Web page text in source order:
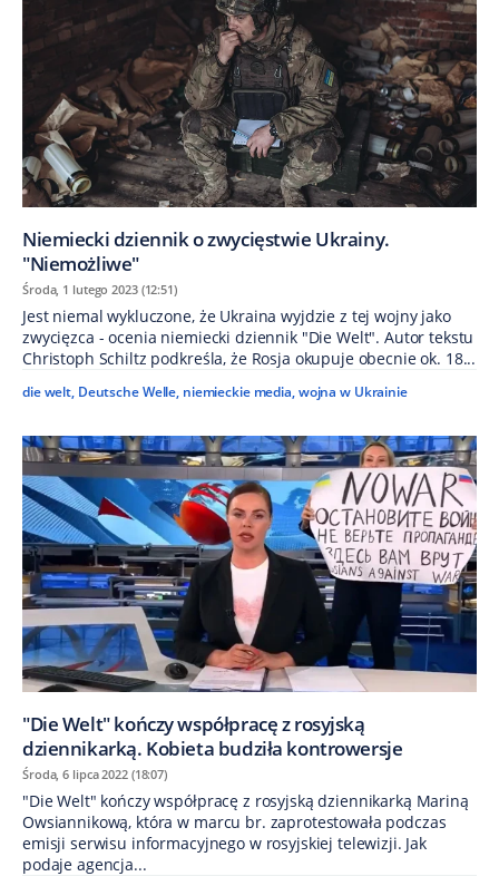
Niemiecki dziennik o zwycięstwie Ukrainy.
"Niemożliwe"
Środa, 1 lutego 2023 (12:51)
Jest niemal wykluczone, że Ukraina wyjdzie z tej wojny jako
zwycięzca - ocenia niemiecki dziennik "Die Welt". Autor tekstu
Christoph Schiltz podkreśla, że Rosja okupuje obecnie ok. 18...
die welt, Deutsche Welle, niemieckie media,wojna w Ukrainie
"Die Welt" kończy współpracę z rosyjską
dziennikarką. Kobieta budziła kontrowersje
Środa, 6 lipca 2022 (18:07)
"Die Welt" kończy współpracę z rosyjską dziennikarką Mariną
Owsiannikową, która w marcu br. zaprotestowała podczas
emisji serwisu informacyjnego w rosyjskiej telewizji. Jak
podaje agencja...